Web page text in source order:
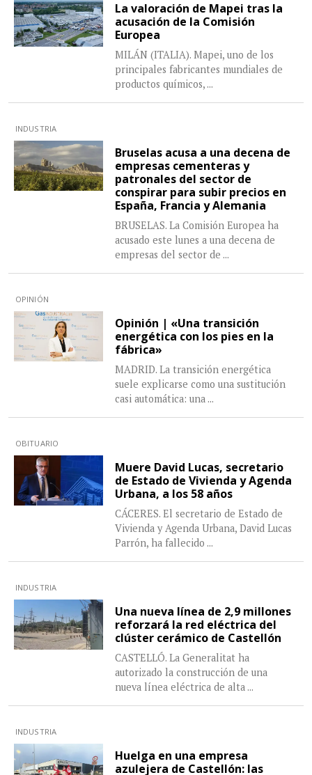
La valoración de Mapei tras la
acusación de la Comisión
Europea
MILÁN (ITALIA). Mapei, uno de los
principales fabricantes mundiales de
productos químicos, ...
INDUSTRIA
Bruselas acusa a una decena de
empresas cementeras y
patronales del sector de
conspirar para subir precios en
España, Francia y Alemania
BRUSELAS. La Comisión Europea ha
acusado este lunes a una decena de
empresas del sector de ...
OPINIÓN
Opinión | «Una transición
energética con los pies en la
fábrica»
MADRID. La transición energética
suele explicarse como una sustitución
casi automática: una ...
OBITUARIO
Muere David Lucas, secretario
de Estado de Vivienda y Agenda
Urbana, a los 58 años
CÁCERES. El secretario de Estado de
Vivienda y Agenda Urbana, David Lucas
Parrón, ha fallecido ...
INDUSTRIA
Una nueva línea de 2,9 millones
reforzará la red eléctrica del
clúster cerámico de Castellón
CASTELLÓ. La Generalitat ha
autorizado la construcción de una
nueva línea eléctrica de alta ...
INDUSTRIA
Huelga en una empresa
azulejera de Castellón: las